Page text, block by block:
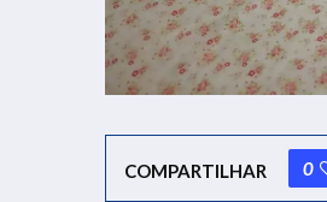
COMPARTILHAR 0